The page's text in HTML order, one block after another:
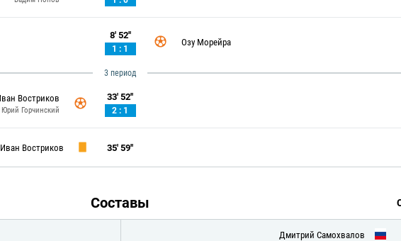
8' 52''
1 : 1
Озу Морейра
3 период
Востриков
Юрий Горчинский
33' 52''
2 : 1
Иван Востриков 35' 59''
Составы
Дмитрий Самохвалов